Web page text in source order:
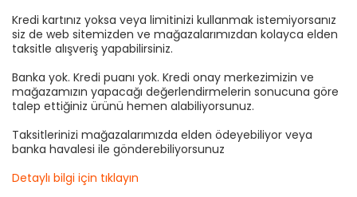
Kredi kartınız yoksa veya limitinizi kullanmak istemiyorsanız
siz de web sitemizden ve mağazalarımızdan kolayca elden
taksitle alışveriş yapabilirsiniz.
Banka yok. Kredi puanı yok. Kredi onay merkezimizin ve
mağazamızın yapacağı değerlendirmelerin sonucuna göre
talep ettiğiniz ürünü hemen alabiliyorsunuz.
Taksitlerinizi mağazalarımızda elden ödeyebiliyor veya
banka havalesi ile gönderebiliyorsunuz
Detaylı bilgi için tıklayın